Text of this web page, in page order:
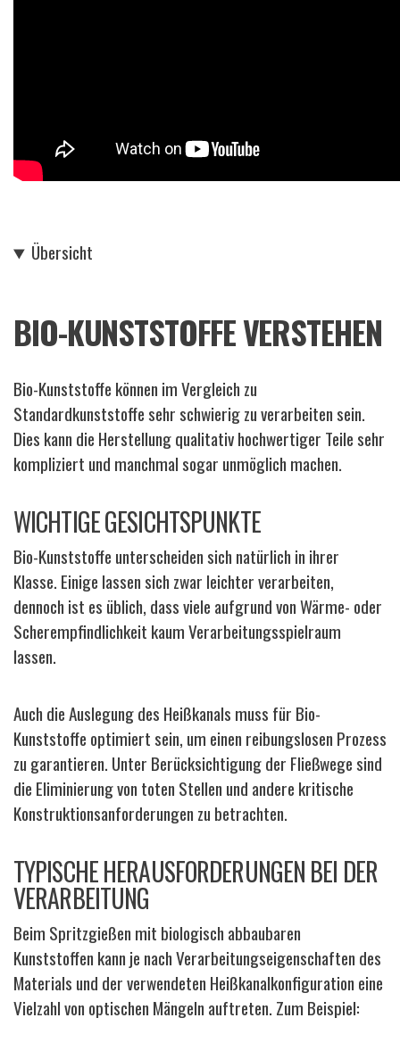
Übersicht
BIO-KUNSTSTOFFE VERSTEHEN
Bio-Kunststoffe können im Vergleich zu
Standardkunststoffe sehr schwierig zu verarbeiten sein.
Dies kann die Herstellung qualitativ hochwertiger Teile sehr
kompliziert und manchmal sogar unmöglich machen.
WICHTIGE GESICHTSPUNKTE
Bio-Kunststoffe unterscheiden sich natürlich in ihrer
Klasse. Einige lassen sich zwar leichter verarbeiten,
dennoch ist es üblich, dass viele aufgrund von Wärme- oder
Scherempfindlichkeit kaum Verarbeitungsspielraum
lassen.
Auch die Auslegung des Heißkanals muss für Bio-
Kunststoffe optimiert sein, um einen reibungslosen Prozess
zu garantieren. Unter Berücksichtigung der Fließwege sind
die Eliminierung von toten Stellen und andere kritische
Konstruktionsanforderungen zu betrachten.
TYPISCHE HERAUSFORDERUNGEN BEI DER
VERARBEITUNG
Beim Spritzgießen mit biologisch abbaubaren
Kunststoffen kann je nach Verarbeitungseigenschaften des
Materials und der verwendeten Heißkanalkonfiguration eine
Vielzahl von optischen Mängeln auftreten. Zum Beispiel: